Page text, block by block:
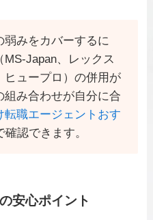
弱みをカバーするに
Japan、レックス
ヒュープロ）の併用が
組み合わせが自分に合
転職エージェントおす
確認できます。
安心ポイント